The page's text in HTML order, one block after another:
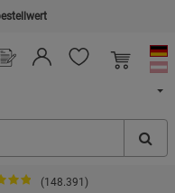
(148.391)